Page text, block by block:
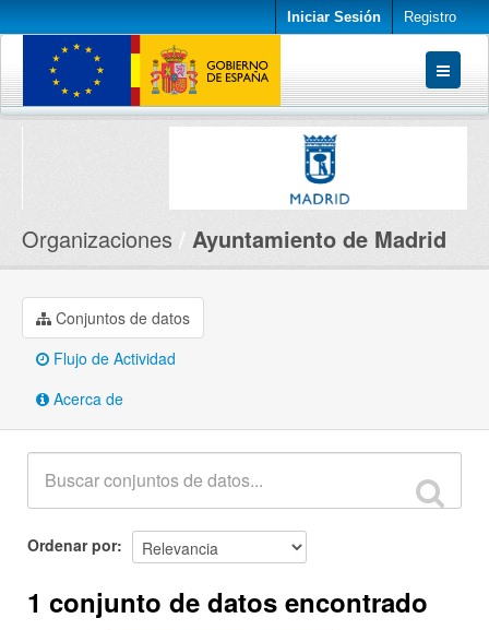
Iniciar Sesión Registro
Conjuntos de datos
Organizaciones Ayuntamiento de Madrid
Conjuntos de datos
Flujo de Actividad
Acerca de
Ordenar por
1 conjunto de datos encontrado